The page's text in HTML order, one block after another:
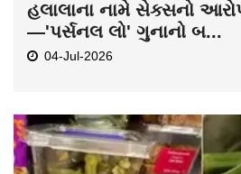
હલાલાના નામે સેક્સનો
—'પર્સનલ લો' ગુનાનો બ...
04-Jul-2026